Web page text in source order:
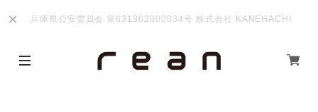
兵庫県公安委員会 第631362000034号 株式会社 KANEHACHI